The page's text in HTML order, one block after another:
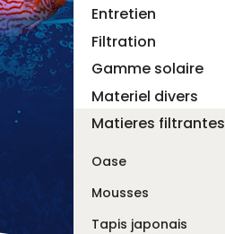
Entretien
Filtration
Gamme solaire
Materiel divers
Matieres filtrantes
Oase
Mousses
Tapis japonais